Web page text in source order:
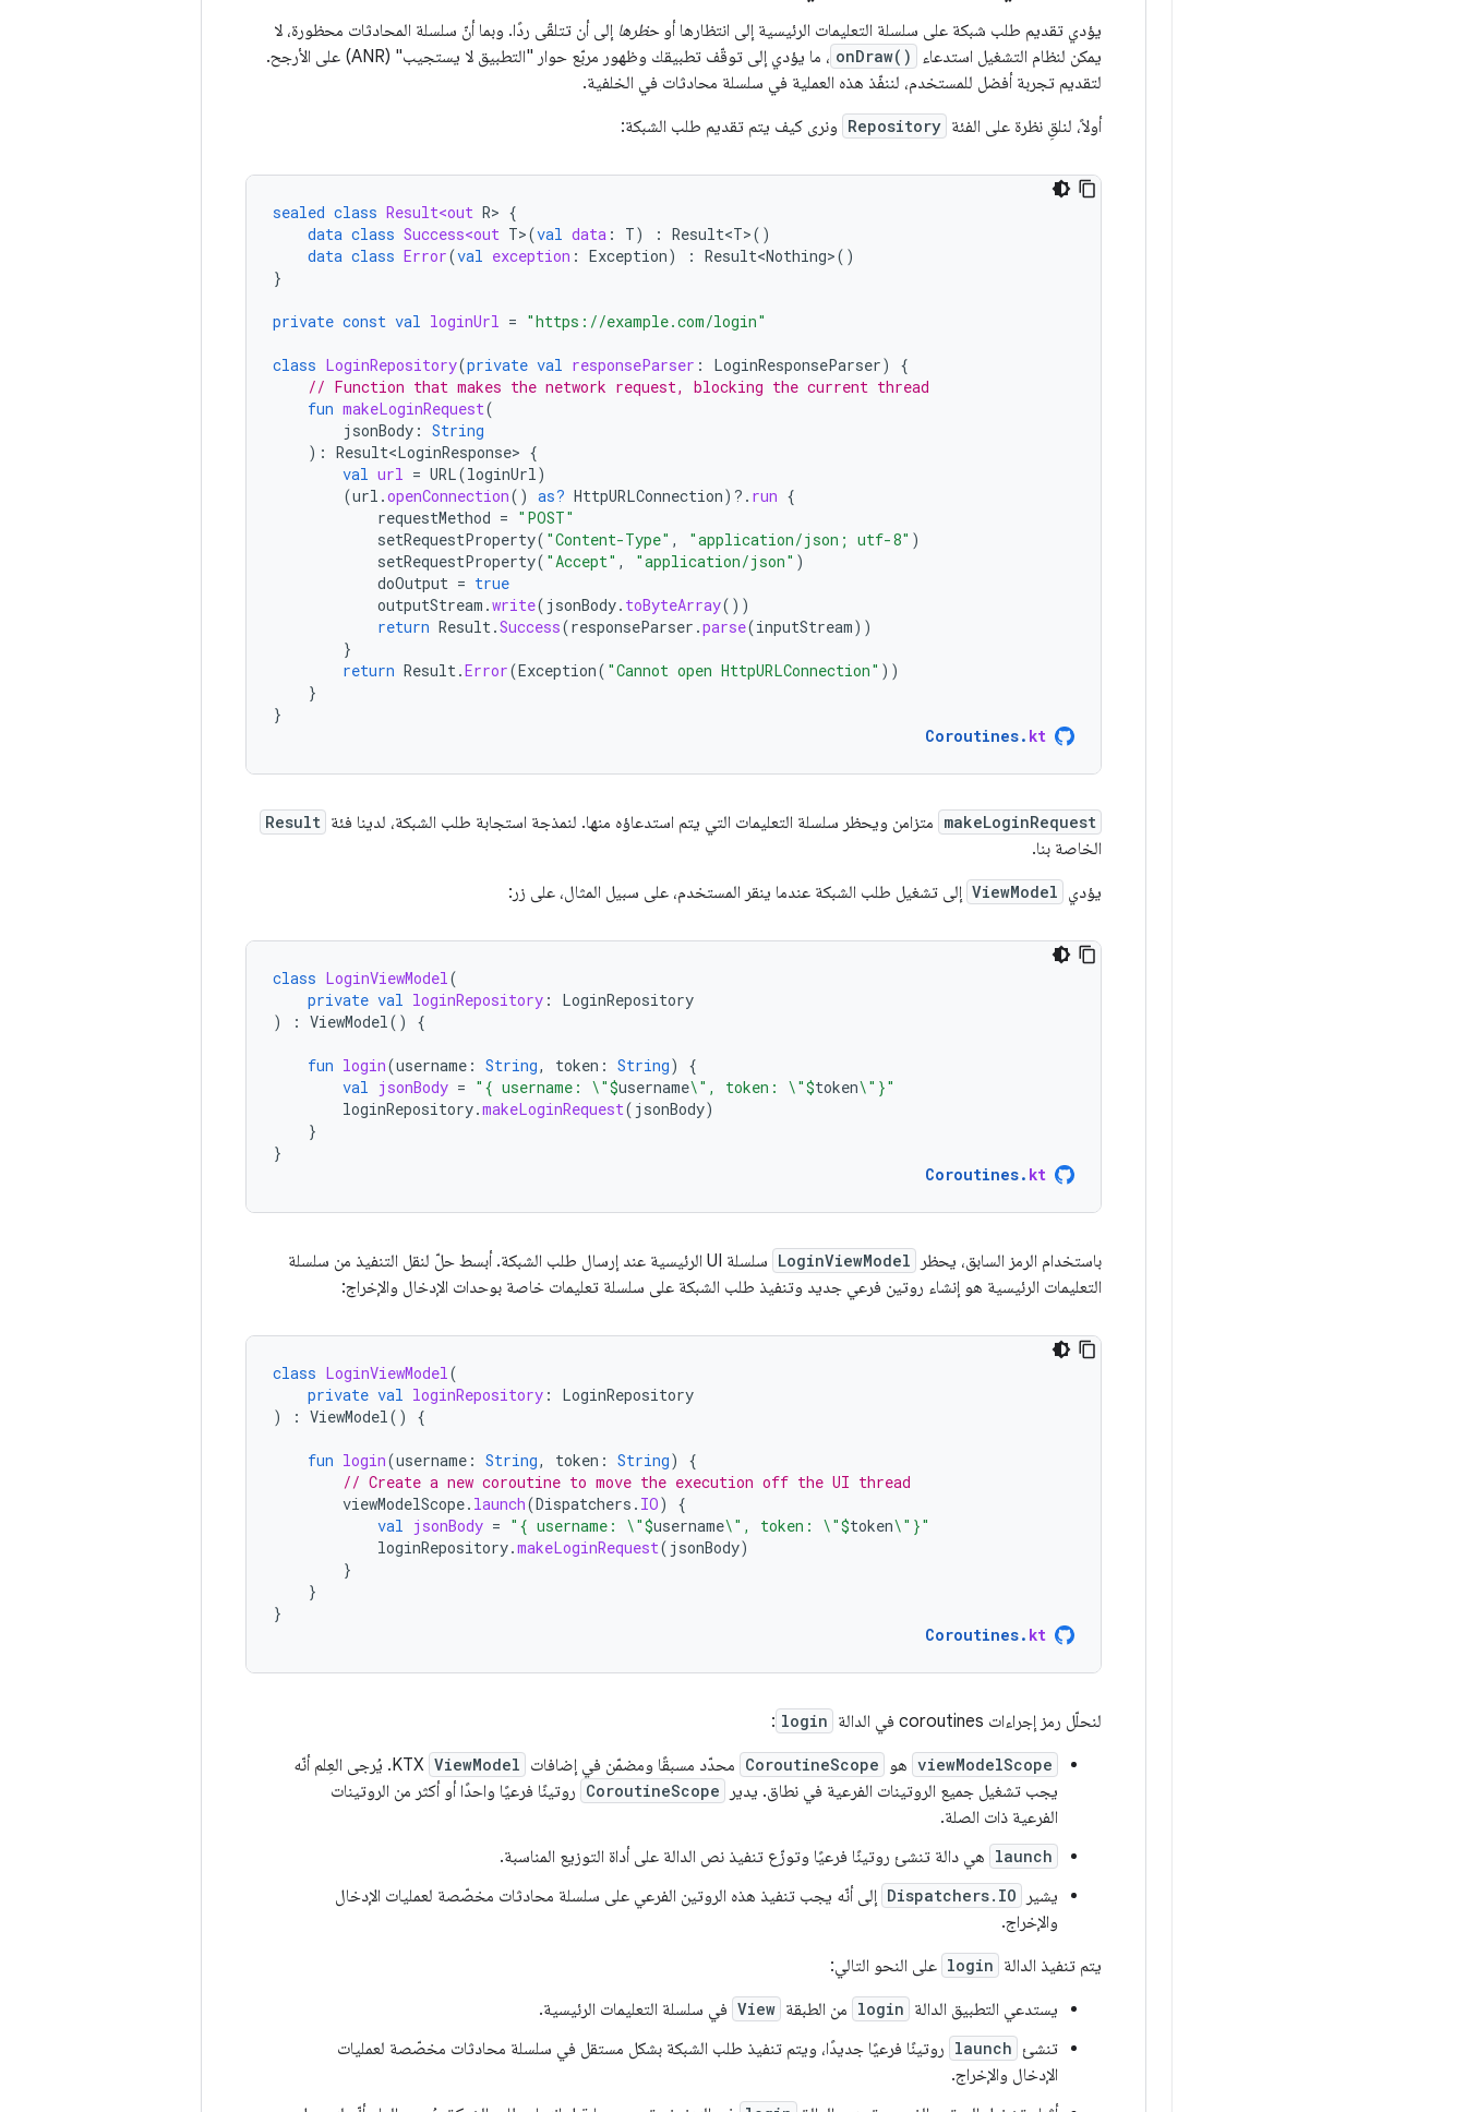
يؤدي تقديم طلب شبكة على سلسلة التعليمات الرئيسية إلى انتظارها أو حظرها إلى أن تتلقّى ردًا. وبما أنّ سلسلة المحادثات محظورة، لا
يمكن لنظام التشغيل استدعاء
onDraw()
، ما يؤدي إلى توقّف تطبيقك وظهور مربّع حوار "التطبيق لا يستجيب" (ANR) على الأرجح.
لتقديم تجربة أفضل للمستخدم، لننفّذ هذه العملية في سلسلة محادثات في الخلفية.
أولاً، لنلقِ نظرة على الفئة Repository ونرى كيف يتم تقديم طلب الشبكة:
sealed class Result<out R> {
data class Success<out T>(val data : T) : Result<T>()
data class Error(val exception : Exception) : Result<Nothing>()
}
private const val loginUrl = "https://example.com/login"
class LoginRepository(private val responseParser : LoginResponseParser)
{
// Function that makes the network request, blocking the current thread
fun makeLoginRequest(
jsonBody : String
): Result<LoginResponse> {
val url = URL(loginUrl)
(url .openConnection() as? HttpURLConnection) ?. run {
requestMethod = "POST"
setRequestProperty( "Content-Type" , "application/json; utf-8" )
setRequestProperty( "Accept" , "application/json" )
doOutput = true
outputStream .write( jsonBody. toByteArray())
return Result.Success(responseParser .parse(inputStream))
}
return Result.Error(Exception( "Cannot open HttpURLConnection" ))
}
}
Coroutines. kt
makeLoginRequest متزامن ويحظر سلسلة التعليمات التي يتم استدعاؤه منها. لنمذجة استجابة طلب الشبكة، لدينا فئة Result
الخاصة بنا.
يؤدي ViewModel إلى تشغيل طلب الشبكة عندما ينقر المستخدم، على سبيل المثال، على زر:
class LoginViewModel(
private val loginRepository :
LoginRepository
)
: ViewModel() {
fun login(username : String, token : String)
{
val jsonBody = "{ username: \"$username\", token: \"$token\"}"
loginRepository.makeLoginRequest( jsonBody)
}
}
Coroutines. kt
باستخدام الرمز السابق، يحظر LoginViewModel
سلسلة UI الرئيسية عند إرسال طلب الشبكة. أبسط حلّ لنقل التنفيذ من سلسلة
التعليمات الرئيسية هو إنشاء روتين فرعي جديد وتنفيذ طلب الشبكة على سلسلة تعليمات خاصة بوحدات الإدخال والإخراج:
class LoginViewModel(
private val loginRepository :
LoginRepository
)
: ViewModel() {
fun login(username : String, token : String)
{
// Create a new coroutine to move the execution off the UI thread
viewModelScope. launch(Dispatchers . IO)
{
val jsonBody = "{ username: \"$username\", token: \"$token\"}"
loginRepository.makeLoginRequest( jsonBody)
}
}
}
Coroutines. kt
لنحلّل رمز إجراءات coroutines في الدالة login
:
viewModelScope هو CoroutineScope محدّد مسبقًا ومضمّن في إضافات ViewModel
KTX. يُرجى العِلم أنّه
يجب تشغيل جميع الروتينات الفرعية في نطاق. يدير
CoroutineScope روتينًا فرعيًا واحدًا أو أكثر من الروتينات
الفرعية ذات الصلة.
launch هي دالة تنشئ روتينًا فرعيًا وتوزّع تنفيذ نص الدالة على أداة التوزيع المناسبة.
يشير
Dispatchers.IO إلى أنّه يجب تنفيذ هذه الروتين الفرعي على سلسلة محادثات مخصّصة لعمليات الإدخال
والإخراج.
يتم تنفيذ الدالة login على النحو التالي:
يستدعي التطبيق الدالة login من الطبقة View في سلسلة التعليمات الرئيسية.
تنشئ launch روتينًا فرعيًا جديدًا، ويتم تنفيذ طلب الشبكة بشكل مستقل في سلسلة محادثات مخصّصة لعمليات
الإدخال والإخراج.